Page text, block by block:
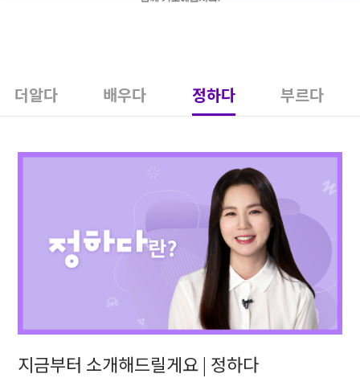
더알다 배우다 정하다 부르다
지금부터 소개해드릴게요 | 정하다